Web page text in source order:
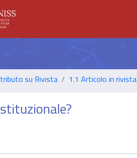
su Rivista 1.1 Articolo in rivista